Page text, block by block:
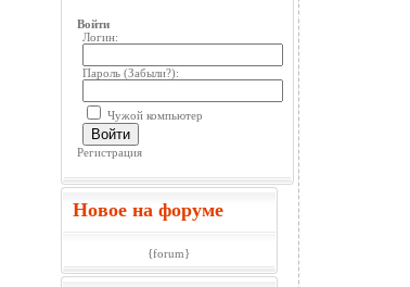
Войти
Логин:
Пароль (Забыли?):
Чужой компьютер
Войти
Регистрация
Новое на форуме
{forum}